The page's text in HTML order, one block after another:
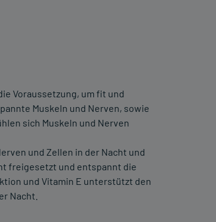
Voraussetzung, um fit und
Muskeln und Nerven, sowie
sich Muskeln und Nerven
und Zellen in der Nacht und
freigesetzt und entspannt die
und Vitamin E unterstützt den
Nacht.